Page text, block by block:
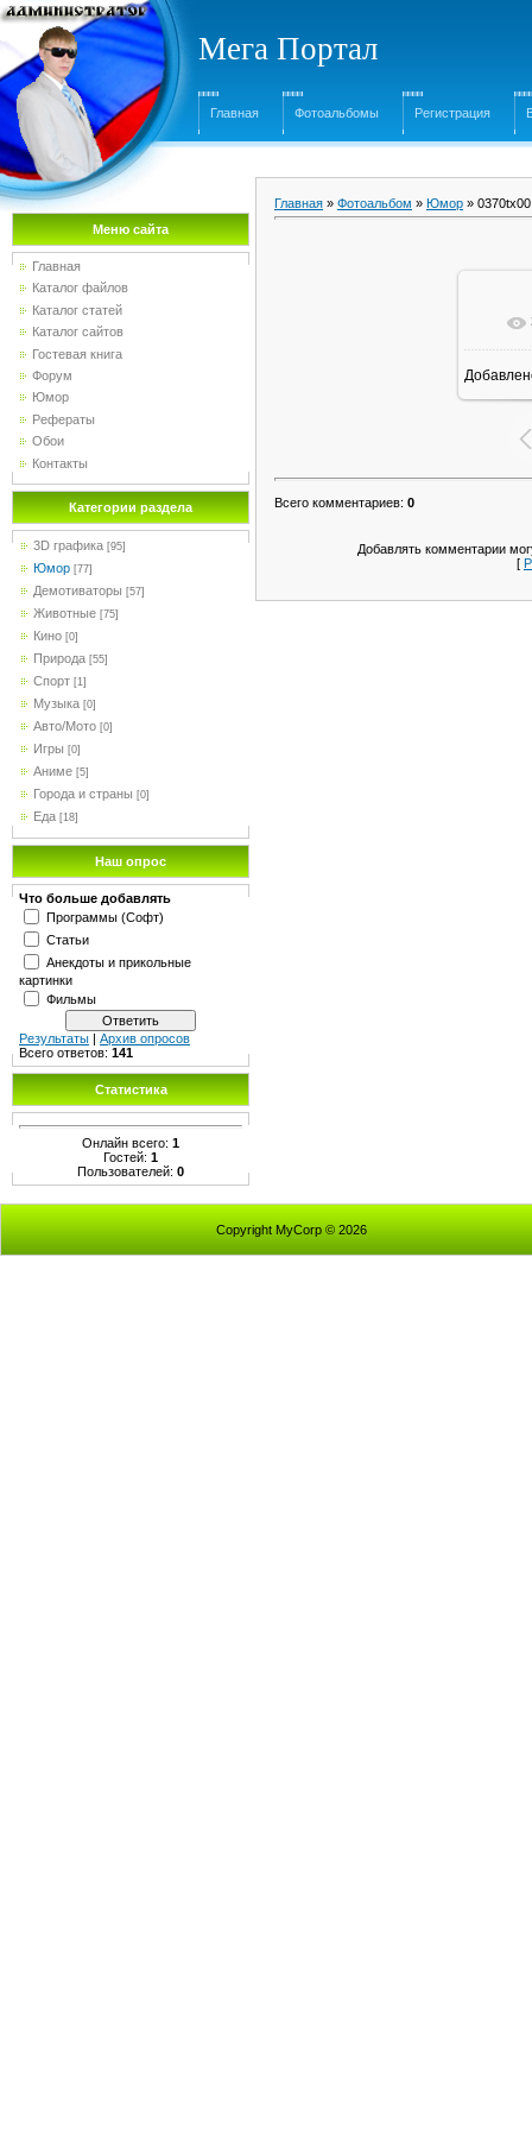
Мега Портал
Главная Фотоальбомы Регистрация
Меню сайта
Главная
Каталог файлов
Каталог статей
Каталог сайтов
Гостевая книга
Форум
Юмор
Рефераты
Обои
Контакты
Категории раздела
3D графика [95]
Юмор [77]
Демотиваторы [57]
Животные [75]
Кино [0]
Природа [55]
Спорт [1]
Музыка [0]
Авто/Мото [0]
Игры [0]
Аниме [5]
Города и страны [0]
Еда [18]
Наш опрос
Что больше добавлять
Программы (Софт)
Статьи
Анекдоты и прикольные
картинки
Фильмы
Результаты | Архив опросов
Всего ответов: 141
Статистика
Онлайн всего: 1
Гостей: 1
Пользователей: 0
Главная » Фотоальбом » Юмор » 0370tx00
Всего комментариев: 0
Добавлять комментарии
[
Copyright MyCorp © 2026